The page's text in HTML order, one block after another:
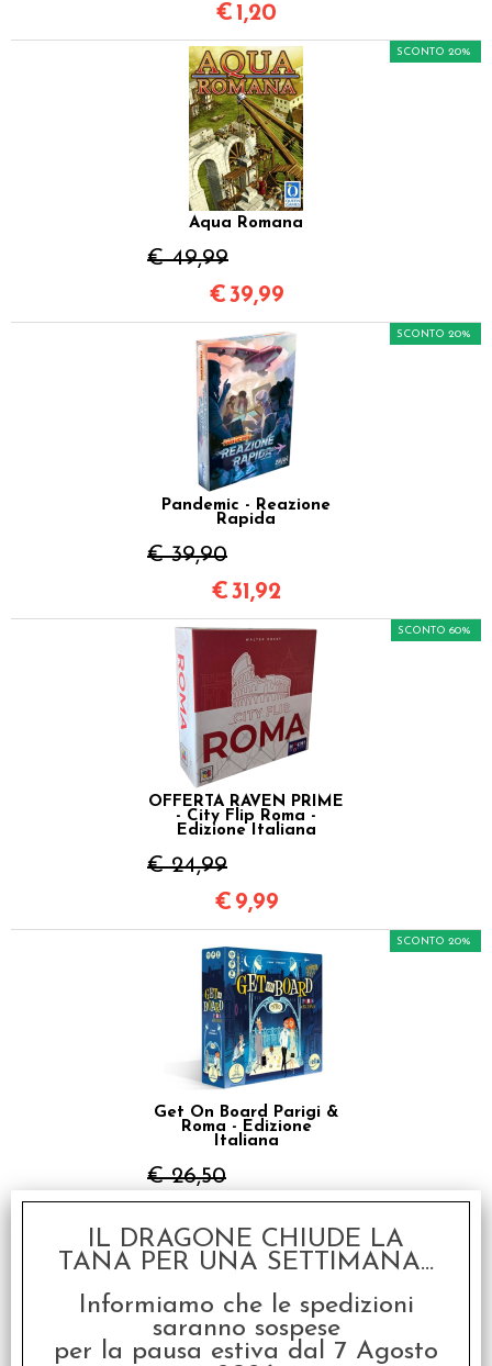
€ 1,20
Aqua Romana
€ 49,99
SCONTO 20%
€39,99
Pandemic - Reazione
Rapida
€ 39,90
SCONTO 20%
€31,92
OFFERTA RAVEN PRIME
- City Flip Roma -
Edizione Italiana
€ 24,99
SCONTO 60%
€ 9,99
Get On Board Parigi &
Roma - Edizione
Italiana
€ 26,50
SCONTO 20%
prodotto, hanno scelto anche questi
articoli
IL DRAGONE CHIUDE LA
TANA PER UNA SETTIMANA...
Informiamo che le spedizioni
saranno sospese
per la pausa estiva dal 7 Agosto